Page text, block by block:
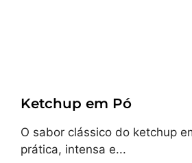
Ketchup em Pó
O sabor clássico do ketchup
prática, intensa e...